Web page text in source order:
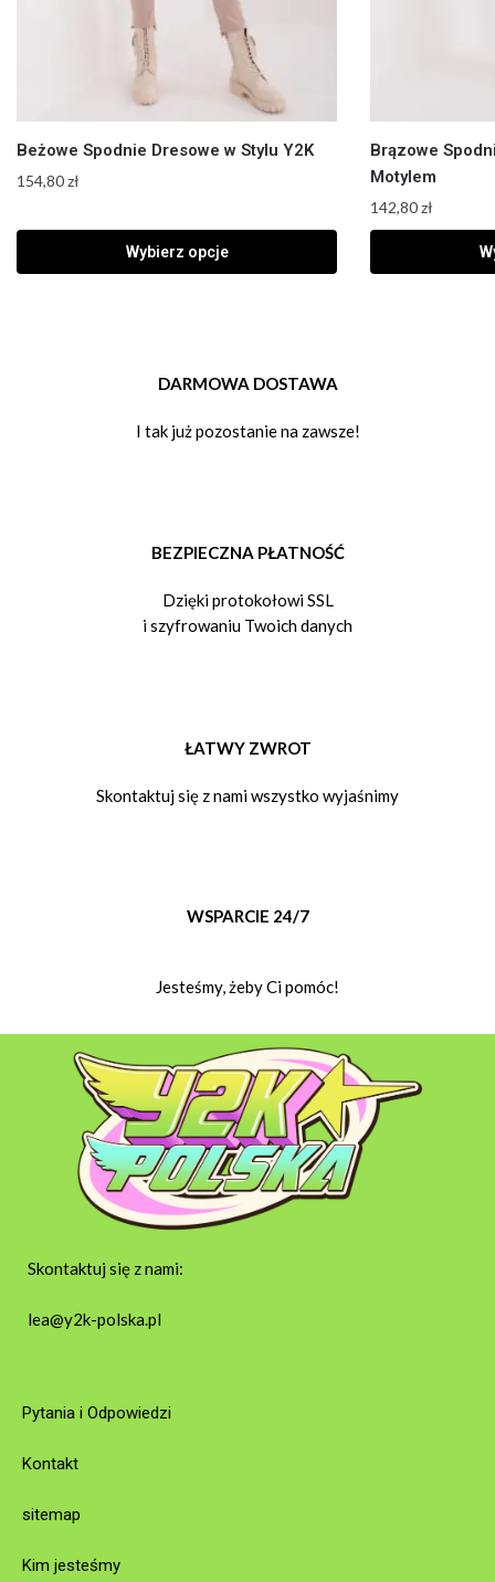
Beżowe Spodnie Dresowe w Stylu Y2K
154,80zł
Wybierz opcje
Brązowe
Motylem
142,80zł
DARMOWA DOSTAWA
I tak już pozostanie na zawsze!
BEZPIECZNA PŁATNOŚĆ
Dzięki protokołowi SSL
i szyfrowaniu Twoich danych
ŁATWY ZWROT
Skontaktuj się z nami wszystko wyjaśnimy
WSPARCIE 24/7
Jesteśmy, żeby Ci pomóc!
Skontaktuj się z nami:
lea@y2k-polska.pl
Pytania i Odpowiedzi
Kontakt
sitemap
Kim jesteśmy